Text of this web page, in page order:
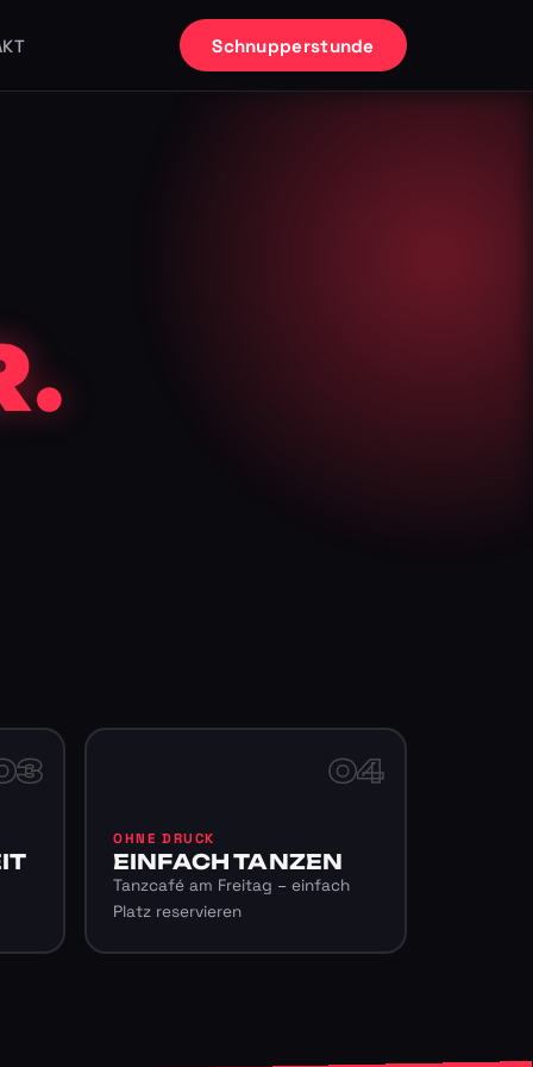
Schnupperstunde
04
OHNE DRUCK
EINFACH TANZEN
Tanzcafé am Freitag – einfach
Platz reservieren